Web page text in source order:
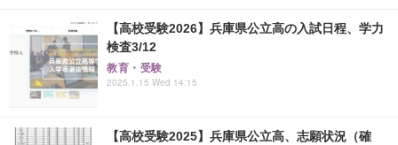
【高校受験2026】兵庫県公立高の入試日程、学力
検査3/12
教育・受験
2025.1.15 Wed 14:15
【高校受験2025】兵庫県公立高、志願状況（確